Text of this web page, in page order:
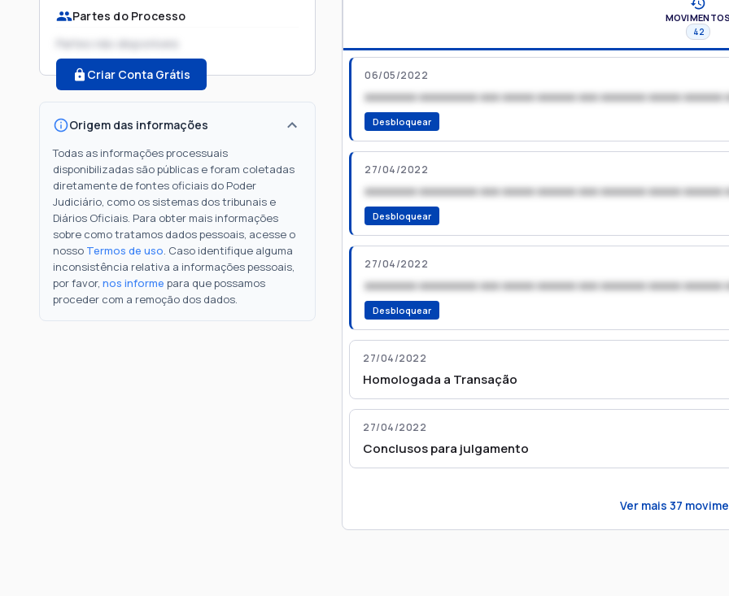
Partes do Processo
Partes não disponíveis
Criar Conta Grátis
Origem das informações
Todas as informações processuais
disponibilizadas são públicas e foram coletadas
diretamente de fontes oficiais do Poder
Judiciário, como os sistemas dos tribunais e
Diários Oficiais. Para obter mais informações
sobre como tratamos dados pessoais, acesse o
nosso Termos de uso. Caso identifique alguma
inconsistência relativa a informações pessoais,
por favor, nos informe para que possamos
proceder com a remoção dos dados.
MOVIMENTOS
42
06/05/2022
xxxxxxxx xxxxxxxxx xxx xxxxx xxxxxx xxx xxxxxxx xxxxx xxxxxx
Desbloquear
27/04/2022
xxxxxxxx xxxxxxxxx xxx xxxxx xxxxxx xxx xxxxxxx xxxxx xxxxxx
Desbloquear
27/04/2022
xxxxxxxx xxxxxxxxx xxx xxxxx xxxxxx xxx xxxxxxx xxxxx xxxxxx
Desbloquear
27/04/2022
Homologada a Transação
27/04/2022
Conclusos para julgamento
Ver mais 37